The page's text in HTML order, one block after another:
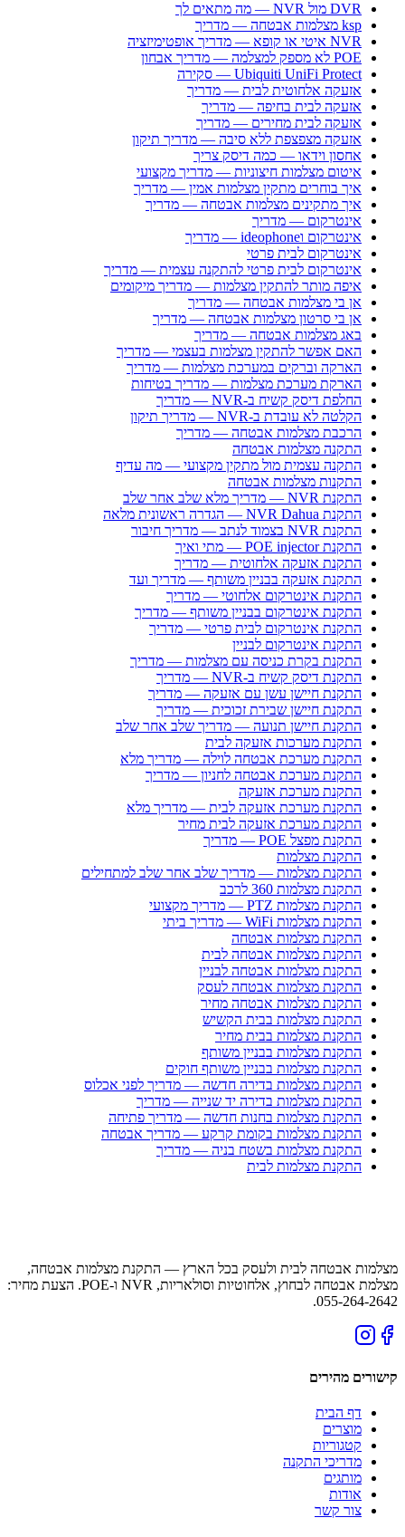
DVR מול NVR — מה מתאים לך
ksp מצלמות אבטחה — מדריך
NVR איטי או קופא — מדריך אופטימיזציה
POE לא מספק למצלמה — מדריך אבחון
Ubiquiti UniFi Protect — סקירה
אזעקה אלחוטית לבית — מדריך
אזעקה לבית בחיפה — מדריך
אזעקה לבית מחירים — מדריך
אזעקה מצפצפת ללא סיבה — מדריך תיקון
אחסון וידאו — כמה דיסק צריך
איטום מצלמות חיצוניות — מדריך מקצועי
איך בוחרים מתקין מצלמות אמין — מדריך
איך מתקינים מצלמות אבטחה — מדריך
אינטרקום — מדריך
אינטרקום וideophone — מדריך
אינטרקום לבית פרטי
אינטרקום לבית פרטי להתקנה עצמית — מדריך
איפה מותר להתקין מצלמות — מדריך מיקומים
אן בי מצלמות אבטחה — מדריך
אן בי סרטון מצלמות אבטחה — מדריך
באג מצלמות אבטחה — מדריך
האם אפשר להתקין מצלמות בעצמי — מדריך
הארקה וברקים במערכת מצלמות — מדריך
הארקת מערכת מצלמות — מדריך בטיחות
החלפת דיסק קשיח ב-NVR — מדריך
הקלטה לא עובדת ב-NVR — מדריך תיקון
הרכבת מצלמות אבטחה — מדריך
התקנה מצלמות אבטחה
התקנה עצמית מול מתקין מקצועי — מה עדיף
התקנות מצלמות אבטחה
התקנת NVR — מדריך מלא שלב אחר שלב
התקנת NVR Dahua — הגדרה ראשונית מלאה
התקנת NVR בצמוד לנתב — מדריך חיבור
התקנת POE injector — מתי ואיך
התקנת אזעקה אלחוטית — מדריך
התקנת אזעקה בבניין משותף — מדריך ועד
התקנת אינטרקום אלחוטי — מדריך
התקנת אינטרקום בבניין משותף — מדריך
התקנת אינטרקום לבית פרטי — מדריך
התקנת אינטרקום לבניין
התקנת בקרת כניסה עם מצלמות — מדריך
התקנת דיסק קשיח ב-NVR — מדריך
התקנת חיישן עשן עם אזעקה — מדריך
התקנת חיישן שבירת זכוכית — מדריך
התקנת חיישן תנועה — מדריך שלב אחר שלב
התקנת מערכות אזעקה לבית
התקנת מערכת אבטחה לוילה — מדריך מלא
התקנת מערכת אבטחה לחניון — מדריך
התקנת מערכת אזעקה
התקנת מערכת אזעקה לבית — מדריך מלא
התקנת מערכת אזעקה לבית מחיר
התקנת מפצל POE — מדריך
התקנת מצלמות
התקנת מצלמות — מדריך שלב אחר שלב למתחילים
התקנת מצלמות 360 לרכב
התקנת מצלמות PTZ — מדריך מקצועי
התקנת מצלמות WiFi — מדריך ביתי
התקנת מצלמות אבטחה
התקנת מצלמות אבטחה לבית
התקנת מצלמות אבטחה לבניין
התקנת מצלמות אבטחה לעסק
התקנת מצלמות אבטחה מחיר
התקנת מצלמות בבית הקשיש
התקנת מצלמות בבית מחיר
התקנת מצלמות בבניין משותף
התקנת מצלמות בבניין משותף חוקים
התקנת מצלמות בדירה חדשה — מדריך לפני אכלוס
התקנת מצלמות בדירה יד שנייה — מדריך
התקנת מצלמות בחנות חדשה — מדריך פתיחה
התקנת מצלמות בקומת קרקע — מדריך אבטחה
התקנת מצלמות בשטח בניה — מדריך
התקנת מצלמות לבית
מצלמות אבטחה לבית ולעסק בכל הארץ — התקנת מצלמות אבטחה,
מצלמת אבטחה לבחוץ, אלחוטיות וסולאריות, NVR ו-POE. הצעת מחיר:
055-264-2642.
קישורים מהירים
דף הבית
מוצרים
קטגוריות
מדריכי התקנה
מותגים
אודות
צור קשר